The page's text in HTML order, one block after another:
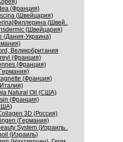
(Франция)
(Швейцария)
(Швей..
(Швейцария)
(Дания-Украина)
Великобритания
(Франция)
(Франция)
(Франция)
Natural Oil (США)
(Франция)
3D (Россия)
(Германия)
System (Израиль..
(Израиль)